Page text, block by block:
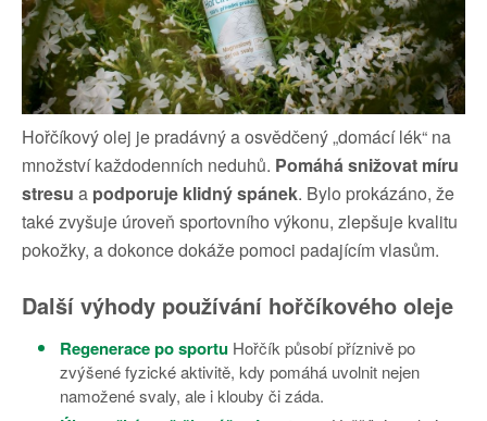
Hořčíkový olej je pradávný a osvědčený „domácí lék“ na
množství každodenních neduhů. Pomáhá snižovat míru
stresu a podporuje klidný spánek. Bylo prokázáno, že
také zvyšuje úroveň sportovního výkonu, zlepšuje kvalitu
pokožky, a dokonce dokáže pomoci padajícím vlasům.
Další výhody používání hořčíkového oleje
Regenerace po sportu Hořčík působí příznivě po
zvýšené fyzické aktivitě, kdy pomáhá uvolnit nejen
namožené svaly, ale i klouby či záda.